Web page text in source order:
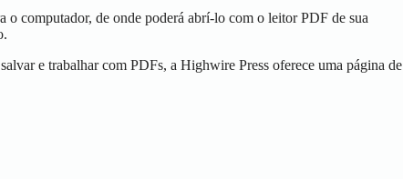
computador, de onde poderá abrí-lo com o leitor PDF de sua
e trabalhar com PDFs, a Highwire Press oferece uma página de